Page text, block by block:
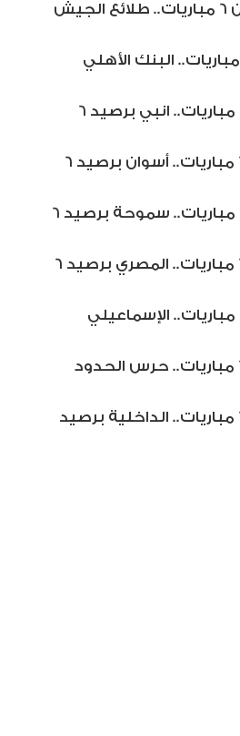
المركز العاشر من 6 مباريات.. طلائع الجيش
المركز الـ 11 من 6 مباريات.. البنك الأهلي
المركز الـ 12 من 6 مباريات.. انبي برصيد 6
المركز الـ 13 من 6 مباريات.. أسوان برصيد 6
المركز الـ 14 من 6 مباريات.. سموحة برصيد 6
المركز الـ 15 من 6 مباريات.. المصري برصيد 6
المركز الـ 16 من 6 مباريات.. الإسماعيلي
المركز الـ 17 من 6 مباريات.. حرس الحدود
المركز الـ 18 من 6 مباريات.. الداخلية برصيد